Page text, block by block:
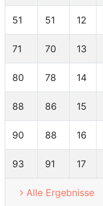
51 51 12
71 70 13
80 78 14
88 86 15
90 88 16
93 91 17
Alle Ergebnisse